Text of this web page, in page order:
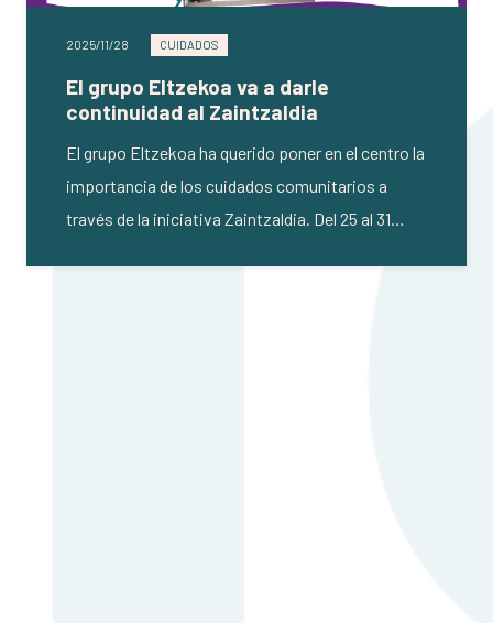
2025/11/28 CUIDADOS
El grupo Eltzekoa va a darle
continuidad al Zaintzaldia
El grupo Eltzekoa ha querido poner en el centro la
importancia de los cuidados comunitarios a
través de la iniciativa Zaintzaldia. Del 25 al 31…